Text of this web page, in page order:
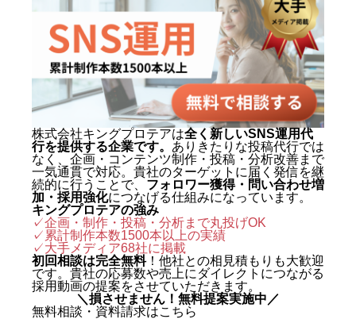
動画制作事例 会社概要 お問い合わせ
株式会社キングプロテアは全く新しいSNS運用代
行を提供する企業です。 ありきたりな投稿代行では
なく、企画・コンテンツ制作・投稿・分析改善まで
一気通貫で対応。貴社のターゲットに届く発信を継
続的に行うことで、 フォロワー獲得・問い合わせ増
加・採用強化につなげる仕組みになっています。
キングプロテアの強み
✓企画・制作・投稿・分析まで丸投げOK
✓累計制作本数1500本以上の実績
✓大手メディア68社に掲載
初回相談は完全無料！他社との相見積もりも大歓迎
です。貴社の応募数や売上にダイレクトにつながる
採用動画の提案をさせていただきます。
＼損させません！無料提案実施中／
無料相談・資料請求はこちら